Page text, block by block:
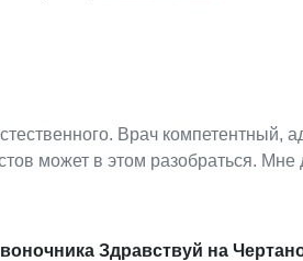
Врач компетентный,
может в этом разобраться.
Здравствуй на